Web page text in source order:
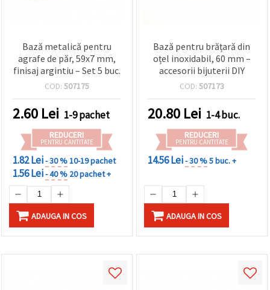
Bază metalică pentru
agrafe de păr, 59x7 mm,
finisaj argintiu – Set 5 buc.
COD: 507175
2.60 Lei 1-9 pachet
REDUCERI
PENTRU CANTITATE
1.82 Lei- 30 %10-19 pachet
1.56 Lei- 40 % 20 pachet +
ADAUGA IN COS
Bază pentru brățară din
oțel inoxidabil, 60 mm –
accesorii bijuterii DIY
COD: 507173
20.80 Lei 1-4 buc.
REDUCERI
PENTRU CANTITATE
14.56 Lei- 30 %5 buc. +
ADAUGA IN COS